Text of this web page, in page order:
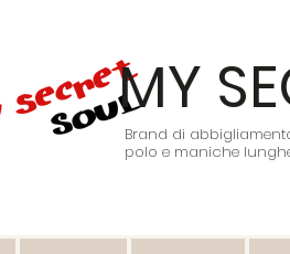
MY
Brand di
polo e maniche